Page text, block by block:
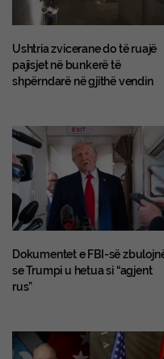
Ushtria zvicerane do të ruajë
pajisjet në bunkerë të
shpërndarë në gjithë vendin
Dokumentet e FBI-së
se Trumpi u hetua si “agjent
rus”